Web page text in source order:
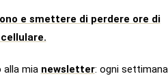
e smettere di perdere ore di
alla mia newsletter: ogni settimana